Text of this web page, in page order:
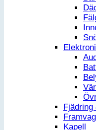
Fjädring
Kapell